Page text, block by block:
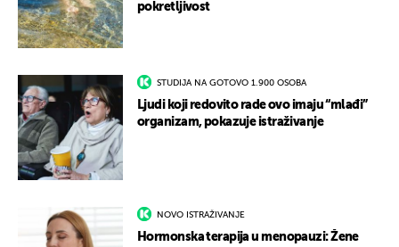
pokretljivost
STUDIJA NA GOTOVO 1.900 OSOBA
Ljudi koji redovito rade ovo imaju “mlađi”
organizam, pokazuje istraživanje
NOVO ISTRAŽIVANJE
Hormonska terapija u menopauzi: Žene